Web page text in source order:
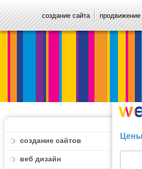
создание сайта продвижение
создание сайтов
веб дизайн